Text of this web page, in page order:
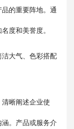
的重要阵地。通
度和美誉度。
大气、色彩搭配
晰阐述企业使
。产品或服务介